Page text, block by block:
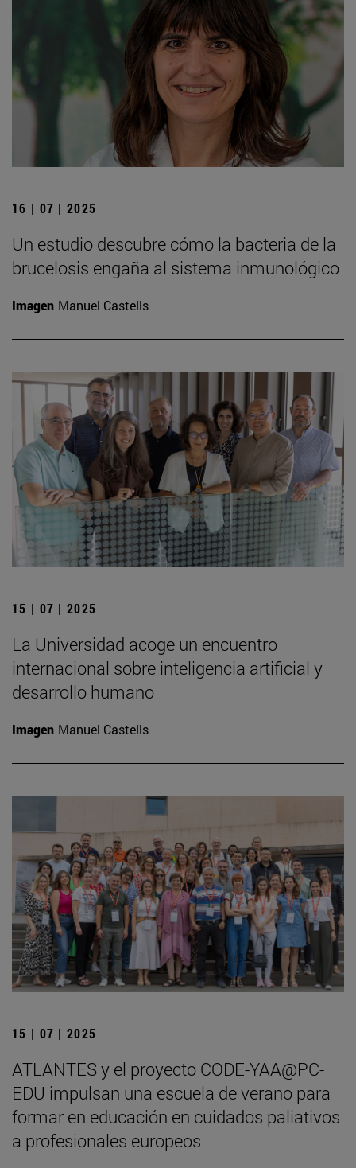
16 | 07 | 2025
Un estudio descubre cómo la bacteria de la
brucelosis engaña al sistema inmunológico
Imagen Manuel Castells
15 | 07 | 2025
La Universidad acoge un encuentro
internacional sobre inteligencia artificial y
desarrollo humano
Imagen Manuel Castells
15 | 07 | 2025
ATLANTES y el proyecto CODE-YAA@PC-
EDU impulsan una escuela de verano para
formar en educación en cuidados paliativos
a profesionales europeos